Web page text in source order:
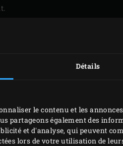
Détails
le contenu et les
partageons également des
et d'analyse, qui peuvent
lors de votre utilisation de
°C. Vous pouvez vérifier la
de plus côté chair puis sortez-
découper et laissez-le reposer